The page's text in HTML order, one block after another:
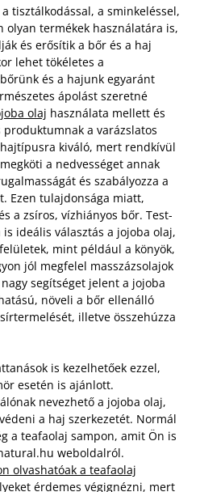
tisztálkodással, a sminkeléssel,
olyan termékek használatára is,
és erősítik a bőr és a haj
lehet tökéletes a
és a hajunk egyaránt
ápolást szeretné
olaj használata mellett és
a varázslatos
kiváló, mert rendkívül
a nedvességet annak
és szabályozza a
Ezen tulajdonsága miatt,
a zsíros, vízhiányos bőr. Test-
ideális választás a jojoba olaj,
mint például a könyök,
jól megfelel masszázsolajok
segítséget jelent a jojoba
növeli a bőr ellenálló
illetve összehúzza
is kezelhetőek ezzel,
esetén is ajánlott.
nevezhető a jojoba olaj,
a haj szerkezetét. Normál
a teafaolaj sampon, amit Ön is
weboldalról.
olvashatóak a teafaolaj
érdemes végignézni, mert